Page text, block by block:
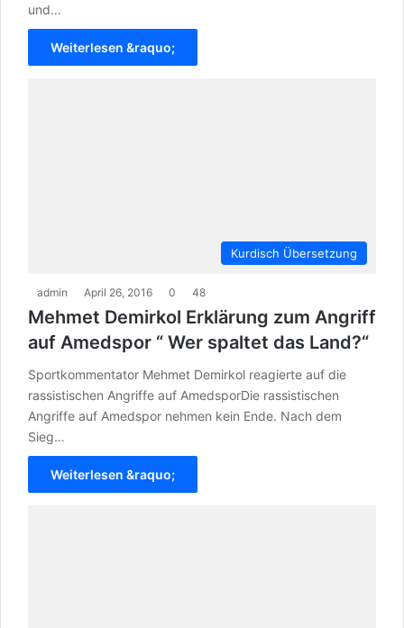
und…
Weiterlesen &raquo;
Kurdisch Übersetzung
admin April 26, 2016 0 48
Mehmet Demirkol Erklärung zum Angriff
auf Amedspor “ Wer spaltet das Land?“
Sportkommentator Mehmet Demirkol reagierte auf die
rassistischen Angriffe auf AmedsporDie rassistischen
Angriffe auf Amedspor nehmen kein Ende. Nach dem
Sieg…
Weiterlesen &raquo;